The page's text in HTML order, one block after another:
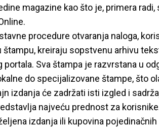
magazine kao što je, primera
procedure otvaranja naloga,
kreiraju sopstvenu arhivu
portala. Sva štampa je razvrstana u
do specijalizovane štampe, što
izdanja će zadržati isti izgled i
najveću prednost za
izdanja ili kupovina